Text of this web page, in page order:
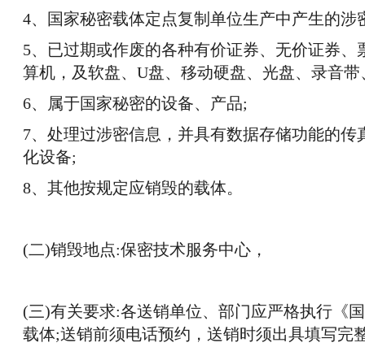
4、国家秘密载体定点复制单位生产中产生的
5、已过期或作废的各种有价证券、无价证券
算机，及软盘、U盘、移动硬盘、光盘、录音
6、属于国家秘密的设备、产品;
7、处理过涉密信息，并具有数据存储功能的
化设备;
8、其他按规定应销毁的载体。
(二)销毁地点:保密技术服务中心，
(三)有关要求:各送销单位、部门应严格执行《
载体;送销前须电话预约，送销时须出具填写完